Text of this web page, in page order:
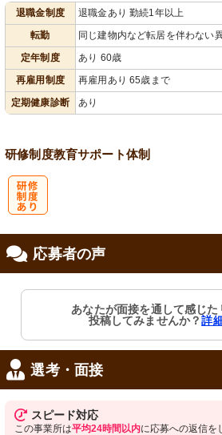
退職金制度
退職金あり 勤続1年以上
転勤
同じ建物内など転居を伴わない
定年制度
あり 60歳
再雇用制度
再雇用あり 65歳まで
定期健康診断
あり
研修制度教育サポート体制
応募者の声
あなたが面接を通して感じた
投稿してみませんか？詳
選考・面接
スピード対応
この事業所は平均24時間以内に応募への返信を